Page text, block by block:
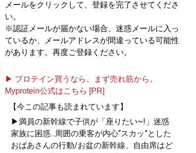
メールをクリックして、登録を完了させてくださ
い。
※認証メールが届かない場合、迷惑メールに入っ
ているか、メールアドレスが間違っている可能性
があります。再度ご登録ください。
▶ プロテイン買うなら、まず売れ筋から。
Myprotein公式はこちら [PR]
【今この記事も読まれています】
▶満員の新幹線で子供が「座りたい~!」迷惑
家族に困惑...周囲の乗客が内心“スカッ”とした
おばあさんの行動/お盆の新幹線、自由席はど